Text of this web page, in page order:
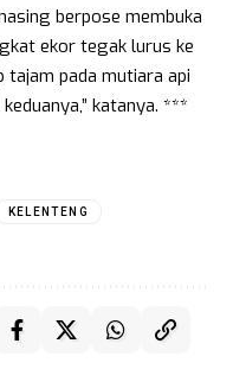
berpose membuka
ekor tegak lurus ke
tajam pada mutiara api
katanya. ***
KELENTENG